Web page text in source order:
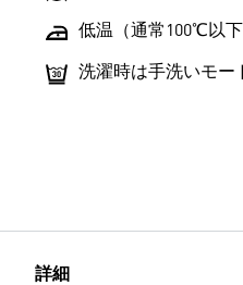
低温（通常100℃以
洗濯時は手洗いモー
詳細